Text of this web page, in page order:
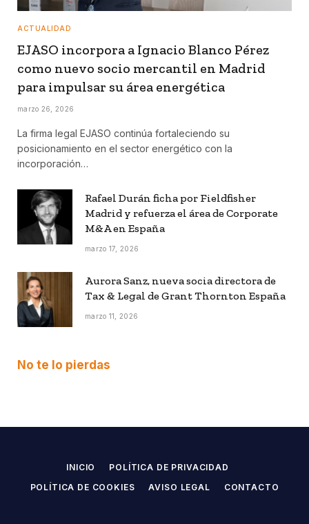
ACTUALIDAD
EJASO incorpora a Ignacio Blanco Pérez
como nuevo socio mercantil en Madrid
para impulsar su área energética
marzo 26, 2026
La firma legal EJASO continúa fortaleciendo su
posicionamiento en el sector energético con la
incorporación…
Rafael Durán ficha por Fieldfisher
Madrid y refuerza el área de Corporate
M&A en España
marzo 17, 2026
Aurora Sanz, nueva socia directora de
Tax & Legal de Grant Thornton España
marzo 11, 2026
No te lo pierdas
INICIO
POLÍTICA DE PRIVACIDAD
POLÍTICA DE COOKIES
AVISO LEGAL CONTACTO